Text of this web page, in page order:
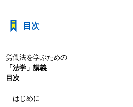
目次
労働法を学ぶための
「法学」講義
目次
はじめに